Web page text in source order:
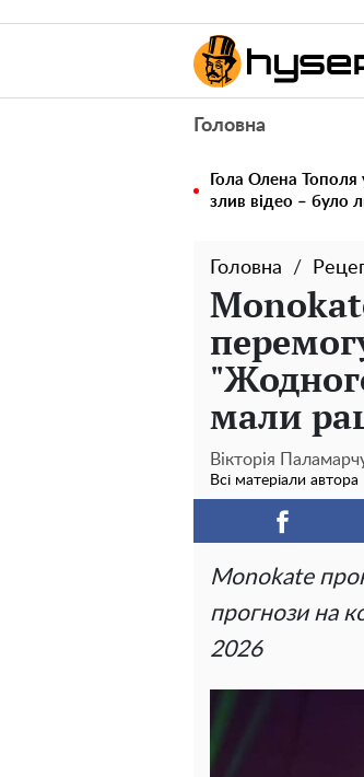
Головна
Гола Олена
злив відео – було
Головна
мали
Вікторія
Всі матеріали автора
Monokate
прогнози на
2026